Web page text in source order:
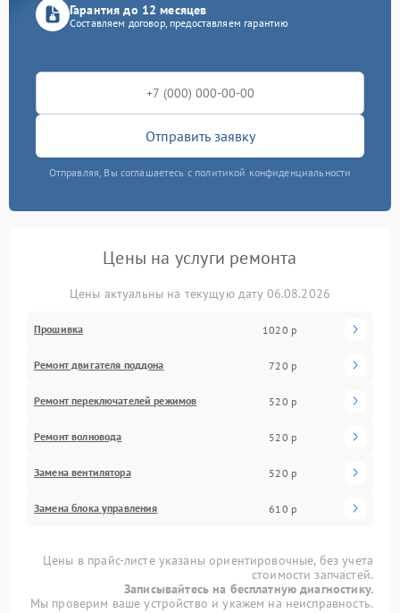
Гарантия до 12 месяцев
Составляем договор, предоставляем гарантию
Отправить заявку
Отправляя, Вы соглашаетесь с политикой конфиденциальности
Цены на услуги ремонта
Цены актуальны на текущую дату 06.08.2026
Прошивка 1020 р
Ремонт двигателя поддона 720 р
Ремонт переключателей режимов 520 р
Ремонт волновода 520 р
Замена вентилятора 520 р
Замена блока управления 610 р
Цены в прайс-листе указаны ориентировочные, без учета
стоимости запчастей.
Записывайтесь на бесплатную диагностику.
Мы проверим ваше устройство и укажем на неисправность.